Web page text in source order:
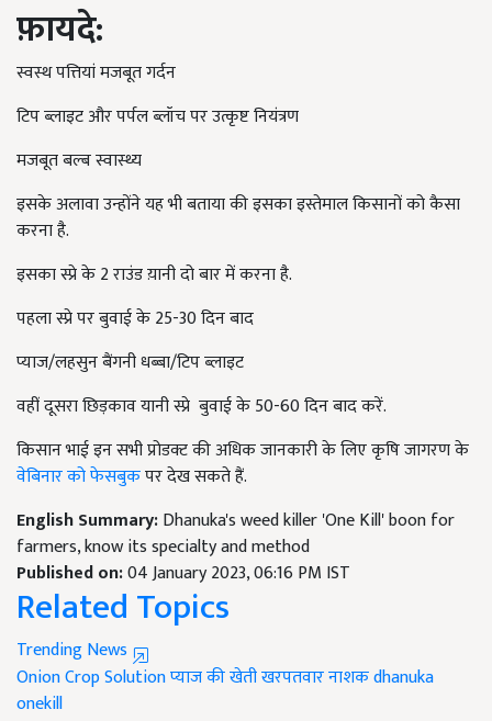
फ़ायदे:
स्वस्थ पत्तियां मजबूत गर्दन
टिप ब्लाइट और पर्पल ब्लॉच पर उत्कृष्ट नियंत्रण
मजबूत बल्ब स्वास्थ्य
इसके अलावा उन्होंने यह भी बताया की इसका इस्तेमाल किसानों को कैसा
करना है.
इसका स्प्रे के 2 राउंड य़ानी दो बार में करना है.
पहला स्प्रे पर बुवाई के 25-30 दिन बाद
प्याज/लहसुन बैंगनी धब्बा/टिप ब्लाइट
वहीं दूसरा छिड़काव यानी स्प्रे बुवाई के 50-60 दिन बाद करें.
किसान भाई इन सभी प्रोडक्ट की अधिक जानकारी के लिए कृषि जागरण के
वेबिनार को फेसबुकपर देख सकते हैं.
English Summary:Dhanuka's weed killer 'One Kill' boon for
farmers, know its specialty and method
Published on:04 January 2023, 06:16 PM IST
Related Topics
Trending News
Onion Crop Solutionप्याज की खेतीखरपतवार नाशकdhanuka
onekill